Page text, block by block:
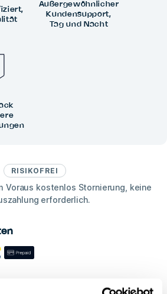
RISIKOFREI
Voraus kostenlos Stornierung, keine
erforderlich.
Außergewöhnlicher
Kundensupport,
Tag und Nacht